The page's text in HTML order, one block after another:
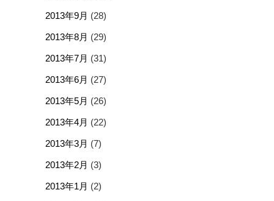
2013年9月 (28)
2013年8月 (29)
2013年7月 (31)
2013年6月 (27)
2013年5月 (26)
2013年4月 (22)
2013年3月 (7)
2013年2月 (3)
2013年1月 (2)